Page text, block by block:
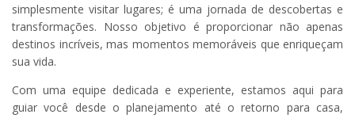
simplesmente visitar lugares; é uma jornada de descobertas e
transformações. Nosso objetivo é proporcionar não apenas
destinos incríveis, mas momentos memoráveis que enriqueçam
sua vida.
Com uma equipe dedicada e experiente, estamos aqui para
guiar você desde o planejamento até o retorno para casa,